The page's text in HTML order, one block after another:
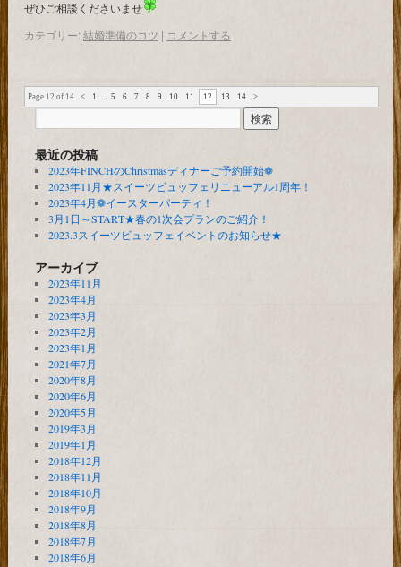
ぜひご相談くださいませ
カテゴリー:結婚準備のコツ | コメントする
Page 12 of 14 < 1 ... 5 6 7 8 9 10 11 12 13 14 >
最近の投稿
2023年FINCHのChristmasディナーご予約開始❁
2023年11月★スイーツビュッフェリニューアル1周年！
2023年4月❁イースターパーティ！
3月1日～START★春の1次会プランのご紹介！
2023.3スイーツビュッフェイベントのお知らせ★
アーカイブ
2023年11月
2023年4月
2023年3月
2023年2月
2023年1月
2021年7月
2020年8月
2020年6月
2020年5月
2019年3月
2019年1月
2018年12月
2018年11月
2018年10月
2018年9月
2018年8月
2018年7月
2018年6月